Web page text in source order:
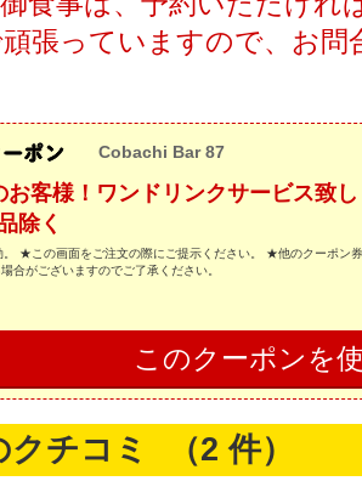
張っていますので、お問
Cobachi Bar 87
お客様！ワンドリンクサービス致
除く
★この画面をご注文の際にご提示ください。 ★他のクーポン
合がございますのでご了承ください。
このクーポンを
クチコミ （2 件）